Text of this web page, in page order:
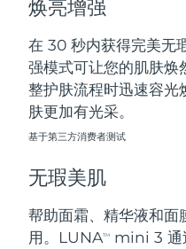
焕亮增强
在 30 秒内获得完美无
强模式可让您的肌肤焕
整护肤流程时迅速容光
肤更加有光采。
基于第三方消费者测试
无瑕美肌
帮助面霜、精华液和面
用。LUNATM
mini 3 通
斯洛伐克
斯洛文尼亚
南非
韩国
西班牙
瑞典